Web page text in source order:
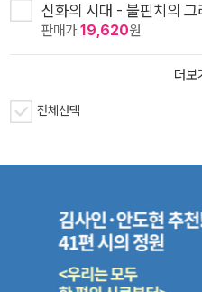
신화의 시대 - 불핀치의 그
판매가19,620원
더보
전체선택